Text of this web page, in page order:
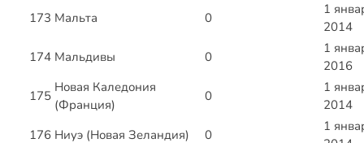
173 Мальта 0
1
2014
174 Мальдивы 0
1
2016
175
Новая Каледония
(Франция)
0
1
2014
176 Ниуэ (Новая Зеландия) 0
1